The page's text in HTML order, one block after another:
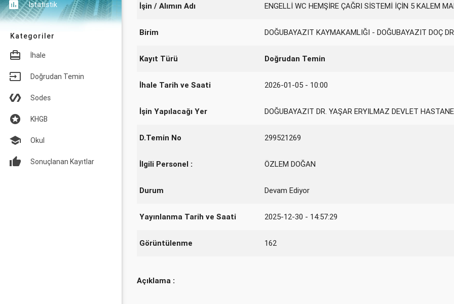
İstatistik
Kategoriler
İhale
Doğrudan Temin
Sodes
KHGB
Okul
Sonuçlanan Kayıtlar
İşin / Alımın Adı ENGELLİ WC HEMŞİRE ÇAĞRI SİSTEMİ İÇİN 5 KALEM
Birim DOĞUBAYAZIT KAYMAKAMLIĞI - DOĞUBAYAZIT DOÇ
Kayıt Türü Doğrudan Temin
İhale Tarih ve Saati 2026-01-05 - 10:00
İşin Yapılacağı Yer DOĞUBAYAZIT DR. YAŞAR ERYILMAZ DEVLET
D.Temin No 299521269
İlgili Personel : ÖZLEM DOĞAN
Durum Devam Ediyor
Yayınlanma Tarih ve Saati 2025-12-30 - 14:57:29
Görüntülenme 162
Açıklama :